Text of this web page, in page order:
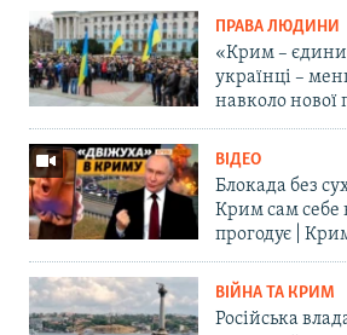
ПРАВА ЛЮДИНИ
«Крим –
українці –
навколо нової
ВІДЕО
Блокада без
Крим сам себе
прогодує |
ВІЙНА ТА КРИМ
Російська